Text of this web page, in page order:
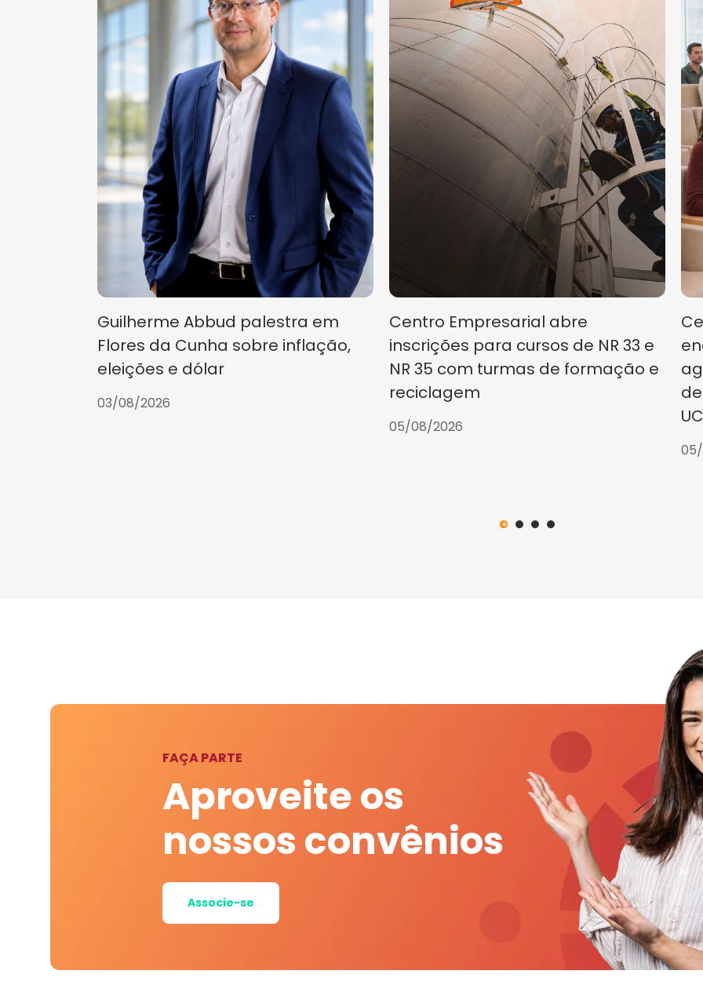
Guilherme Abbud palestra em
Flores da Cunha sobre inflação,
eleições e dólar
03/08/2026
Centro Empresarial abre
inscrições para cursos de NR 33 e
NR 35 com turmas de formação e
reciclagem
05/08/2026
FAÇA PARTE
Aproveite os
nossos convênios
Associe-se